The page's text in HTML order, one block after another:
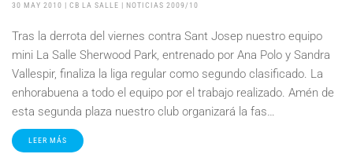
30 MAY 2010 | CB LA SALLE | NOTICIAS 2009/10
Tras la derrota del viernes contra Sant Josep nuestro equipo
mini La Salle Sherwood Park, entrenado por Ana Polo y Sandra
Vallespir, finaliza la liga regular como segundo clasificado. La
enhorabuena a todo el equipo por el trabajo realizado. Amén de
esta segunda plaza nuestro club organizará la fas…
LEER MÁS